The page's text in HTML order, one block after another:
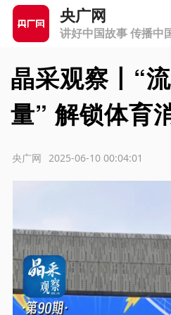
央广网
讲好中国故事 传播中
晶采观察丨“
量” 解锁体育
2025-06-10 00:04:01
央广网